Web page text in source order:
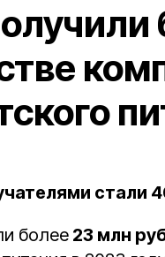
стали
более 23 млн